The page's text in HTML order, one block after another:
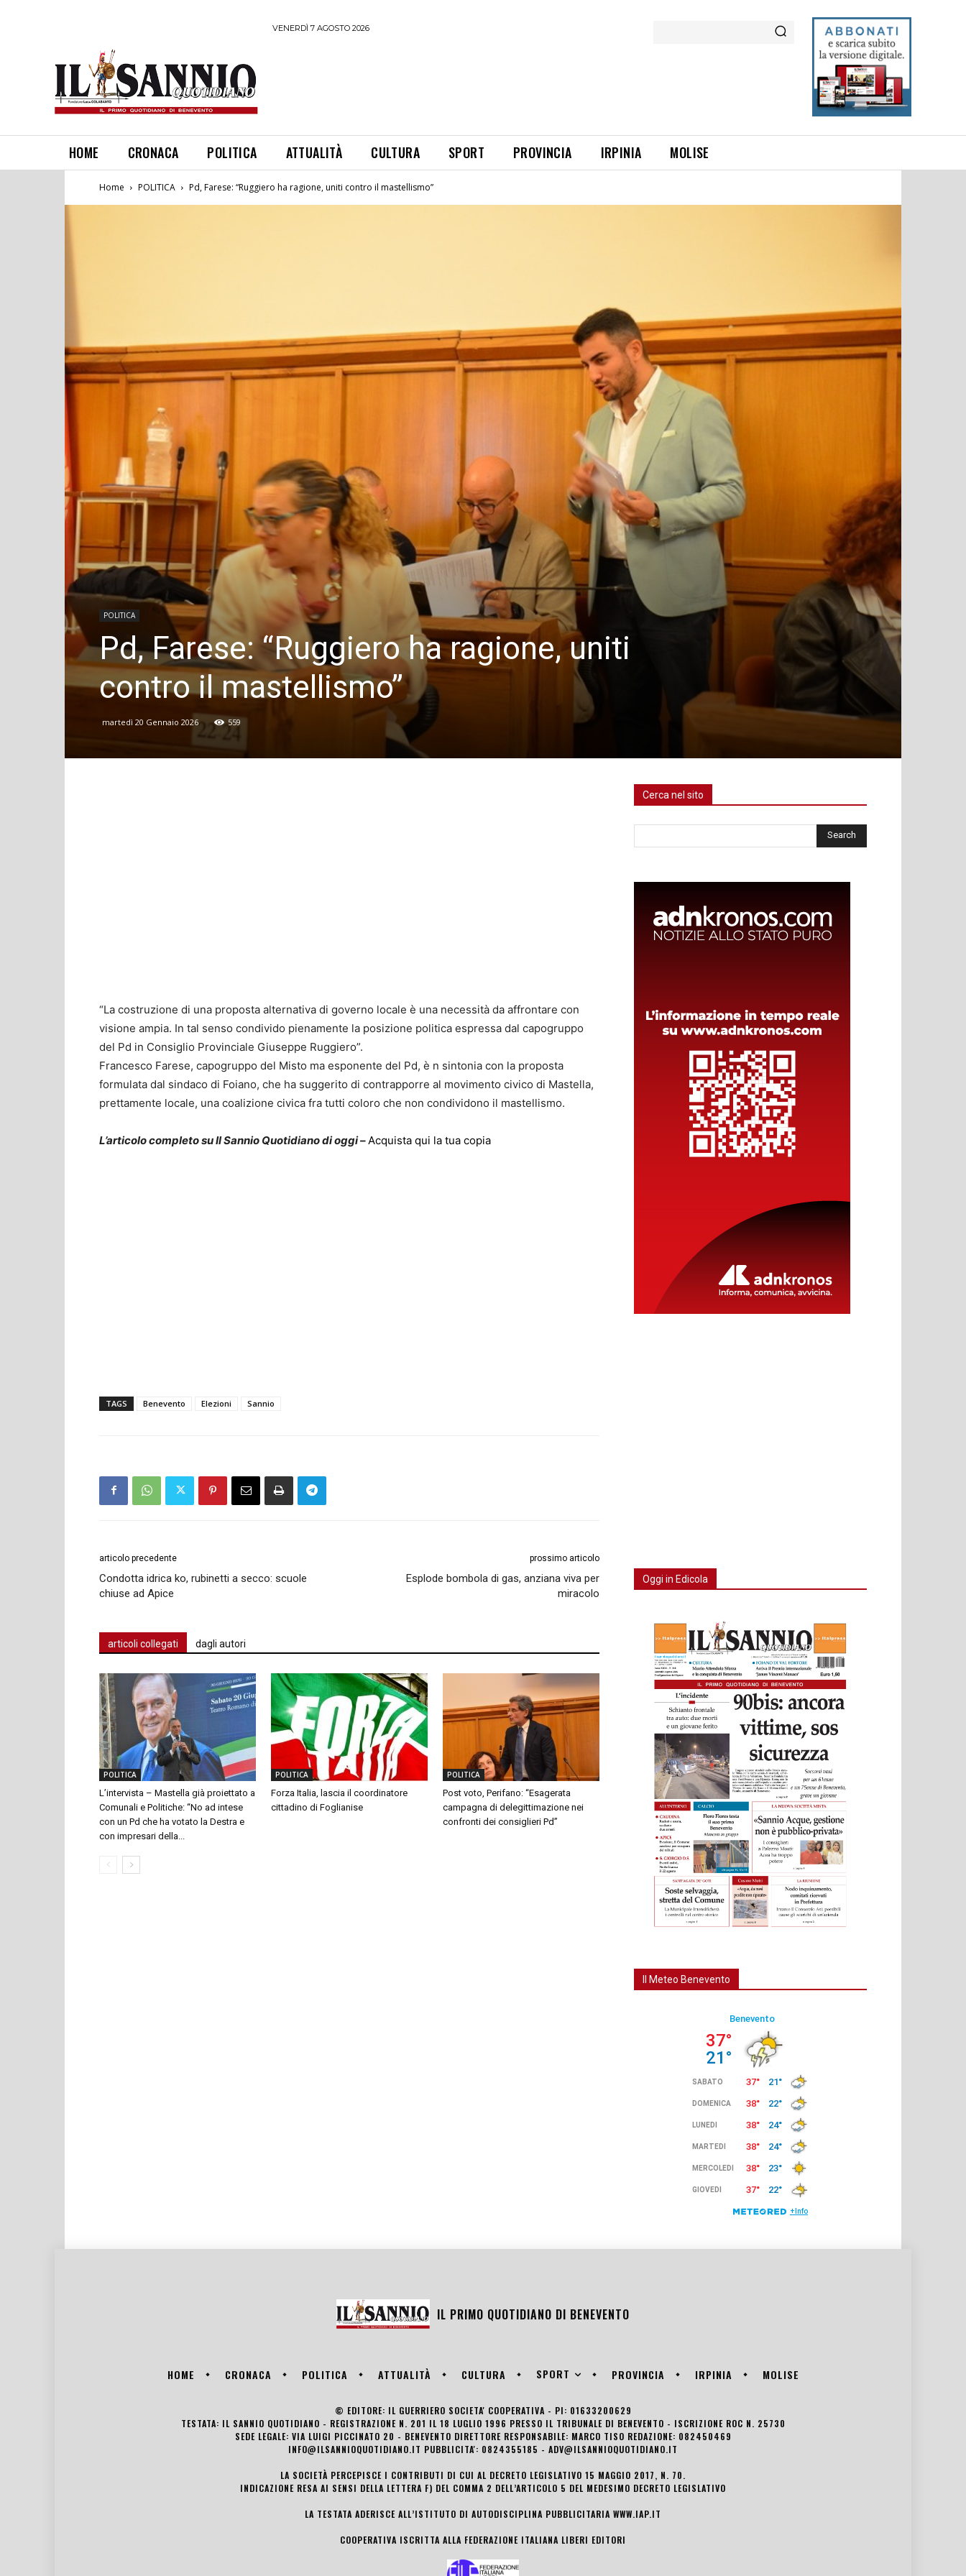
VENERDÌ 7 AGOSTO 2026
HOME CRONACA POLITICA ATTUALITÀ CULTURA SPORT PROVINCIA IRPINIA MOLISE
Home POLITICA Pd, Farese: “Ruggiero ha ragione, uniti contro il mastellismo”
POLITICA
Pd, Farese: “Ruggiero ha ragione, uniti
contro il mastellismo”
martedì 20 Gennaio 2026 559
“La costruzione di una proposta alternativa di governo locale è una necessità da affrontare con
visione ampia. In tal senso condivido pienamente la posizione politica espressa dal capogruppo
del Pd in Consiglio Provinciale Giuseppe Ruggiero”.
Francesco Farese, capogruppo del Misto ma esponente del Pd, è n sintonia con la proposta
formulata dal sindaco di Foiano, che ha suggerito di contrapporre al movimento civico di Mastella,
prettamente locale, una coalizione civica fra tutti coloro che non condividono il mastellismo.
L’articolo completo su Il Sannio Quotidiano di oggi – Acquista qui la tua copia
TAGS Benevento Elezioni Sannio
articolo precedente
Condotta idrica ko, rubinetti a secco: scuole
chiuse ad Apice
prossimo articolo
Esplode bombola di gas, anziana viva per
miracolo
articoli collegati dagli autori
POLITICA
L’intervista – Mastella già proiettato a
Comunali e Politiche: “No ad intese
con un Pd che ha votato la Destra e
con impresari della...
POLITICA
Forza Italia, lascia il coordinatore
cittadino di Foglianise
POLITICA
Post voto, Perifano: “Esagerata
campagna di delegittimazione nei
confronti dei consiglieri Pd”
Cerca nel sito
Oggi in Edicola
Il Meteo Benevento
IL PRIMO QUOTIDIANO DI BENEVENTO
HOME CRONACA POLITICA ATTUALITÀ CULTURA SPORT PROVINCIA IRPINIA MOLISE
© EDITORE: IL GUERRIERO SOCIETA' COOPERATIVA - PI: 01633200629
TESTATA: IL SANNIO QUOTIDIANO - REGISTRAZIONE N. 201 IL 18 LUGLIO 1996 PRESSO IL TRIBUNALE DI BENEVENTO - ISCRIZIONE ROC N. 25730
SEDE LEGALE: VIA LUIGI PICCINATO 20 - BENEVENTO DIRETTORE RESPONSABILE: MARCO TISO REDAZIONE: 082450469
INFO@ILSANNIOQUOTIDIANO.IT PUBBLICITA': 0824355185 - ADV@ILSANNIOQUOTIDIANO.IT
LA SOCIETÀ PERCEPISCE I CONTRIBUTI DI CUI AL DECRETO LEGISLATIVO 15 MAGGIO 2017, N. 70.
INDICAZIONE RESA AI SENSI DELLA LETTERA F) DEL COMMA 2 DELL’ARTICOLO 5 DEL MEDESIMO DECRETO LEGISLATIVO
LA TESTATA ADERISCE ALL’ISTITUTO DI AUTODISCIPLINA PUBBLICITARIA WWW.IAP.IT
COOPERATIVA ISCRITTA ALLA FEDERAZIONE ITALIANA LIBERI EDITORI